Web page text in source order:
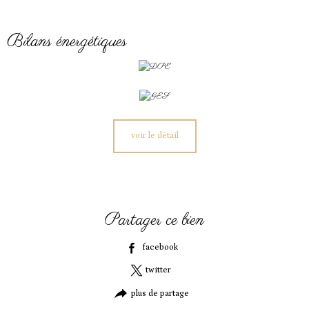
bilans énergétiques
voir le détail
partager ce bien
facebook
twitter
plus de partage